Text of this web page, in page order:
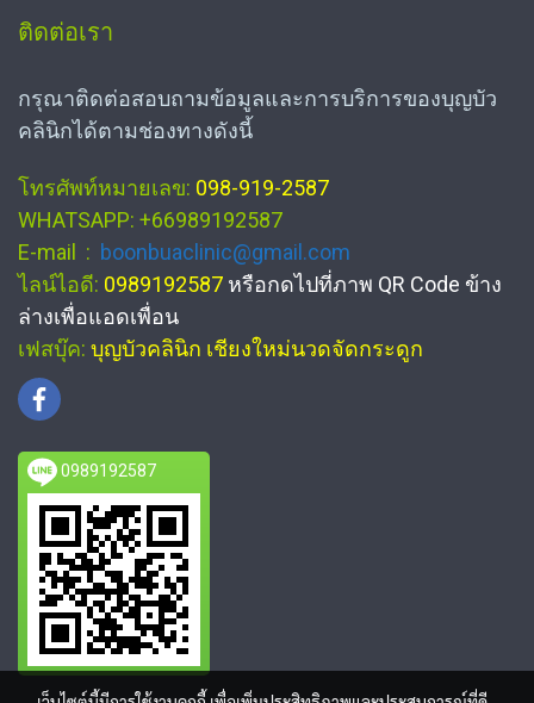
ติดต่อเรา
กรุณาติดต่อสอบถามข้อมูลและการบริการของบุญบัว
คลินิกได้ตามช่องทางดังนี้
โทรศัพท์หมายเลข: 098-919-2587
WHATSAPP: +66989192587
E-mail : boonbuaclinic@gmail.com
ไลน์ไอดี: 0989192587 หรือกดไปที่ภาพ QR Code ข้าง
ล่างเพื่อแอดเพื่อน
เฟสบุ๊ค: บุญบัวคลินิก เชียงใหม่นวดจัดกระดูก
0989192587